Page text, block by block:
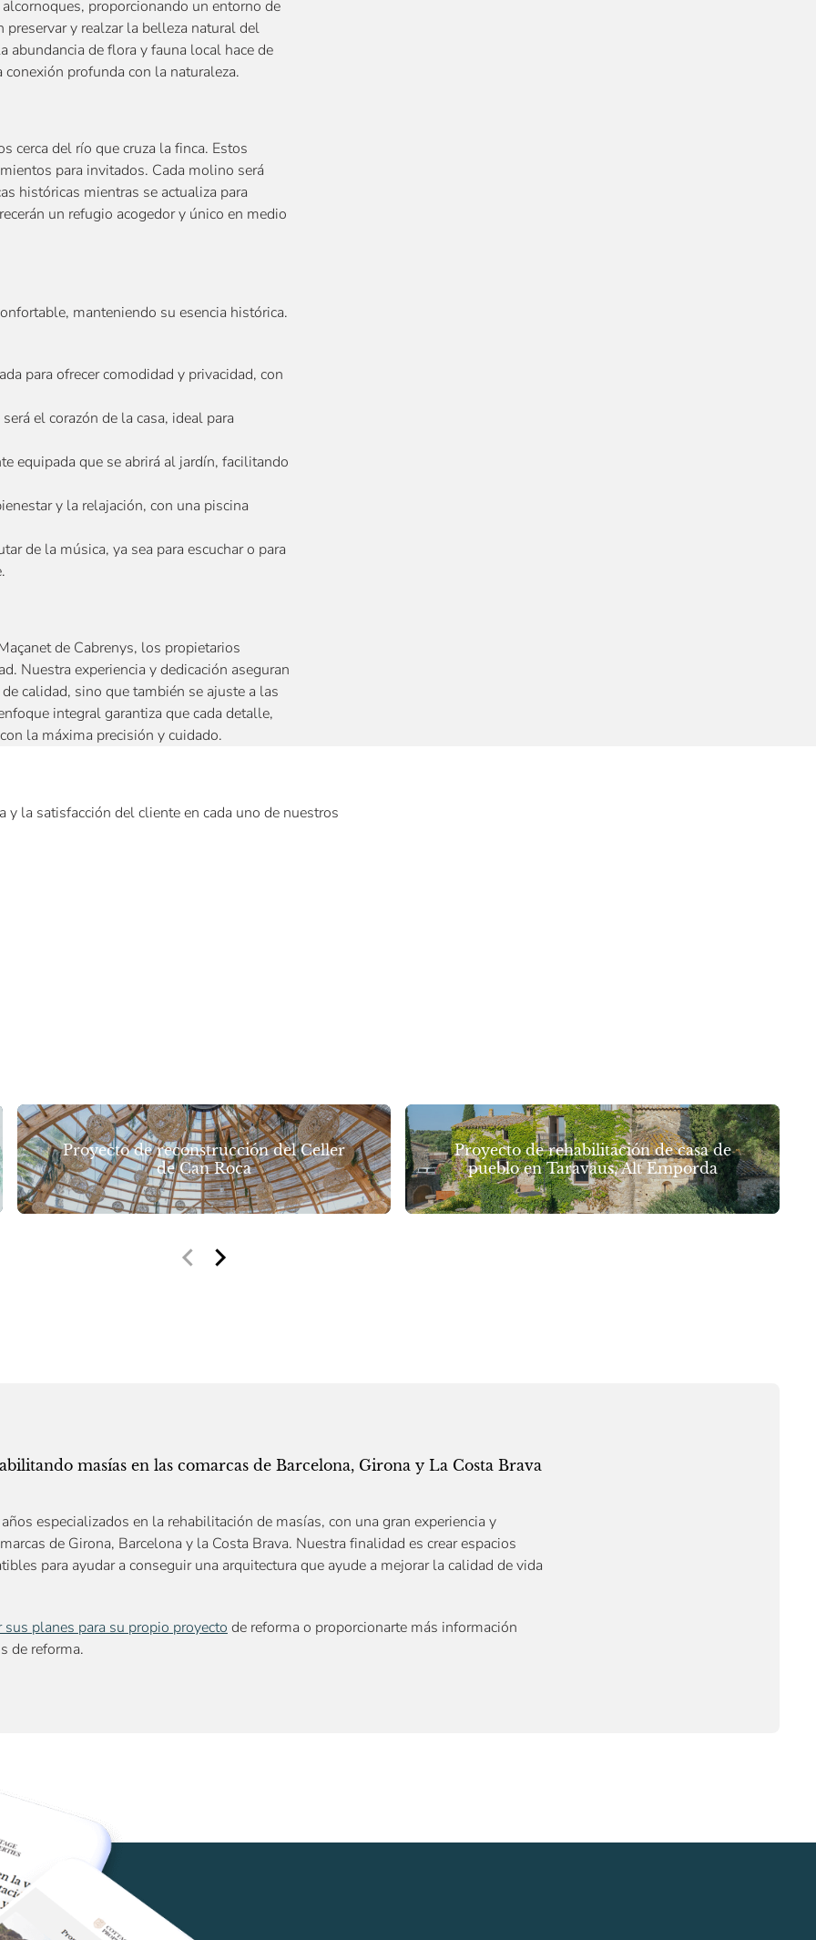
proporcionando un entorno de
y realzar la belleza natural del
abundancia de flora y fauna local hace de
profunda con la naturaleza.
cerca del río que cruza la finca. Estos
para invitados. Cada molino será
históricas mientras se actualiza para
un refugio acogedor y único en medio
manteniendo su esencia histórica.
para ofrecer comodidad y privacidad, con
el corazón de la casa, ideal para
equipada que se abrirá al jardín, facilitando
y la relajación, con una piscina
de la música, ya sea para escuchar o para
de Cabrenys, los propietarios
Nuestra experiencia y dedicación aseguran
calidad, sino que también se ajuste a las
integral garantiza que cada detalle,
la máxima precisión y cuidado.
la satisfacción del cliente en cada uno de nuestros
Proyecto de reconstrucción del Celler
de Can Roca
Proyecto de rehabilitación de casa de
pueblo en Taravaus, Alt Emporda
masías en las comarcas de Barcelona, Girona y La Costa Brava
especializados en la rehabilitación de masías, con una gran experiencia y
de Girona, Barcelona y la Costa Brava. Nuestra finalidad es crear espacios
para ayudar a conseguir una arquitectura que ayude a mejorar la calidad de vida
sus planes para su propio proyecto de reforma o proporcionarte más información
de reforma.